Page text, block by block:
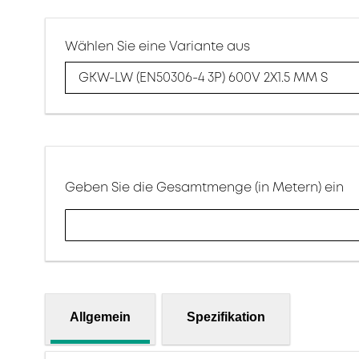
Wählen Sie eine Variante aus
GKW-LW (EN50306-4 3P) 600V 2X1.5 MM S
Geben Sie die Gesamtmenge (in Metern) ein
Allgemein Spezifikation